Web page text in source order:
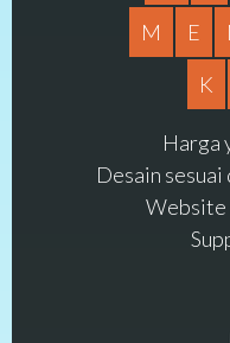
M
E
K
Harga
Desain
Website